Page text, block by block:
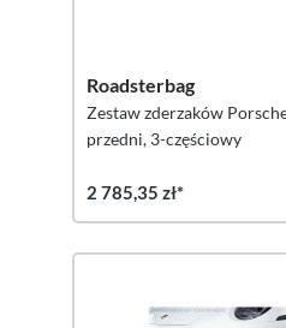
Roadsterbag
Zestaw zderzaków
przedni, 3-częściowy
2 785,35 zł*